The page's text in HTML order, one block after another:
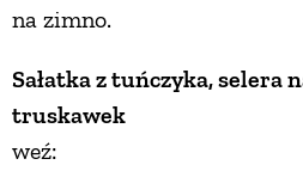
na zimno.
Sałatka z tuńczyka, selera
truskawek
weź: